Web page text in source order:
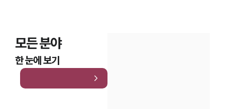
모든 분야
한 눈에 보기